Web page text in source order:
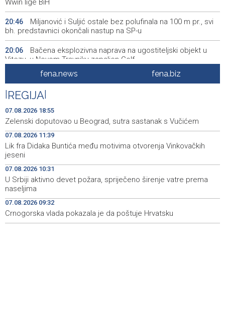
Wwin lige BiH
20:46
Miljanović i Suljić ostale bez polufinala na 100 m pr., svi
bh. predstavnici okončali nastup na SP-u
20:06
Bačena eksplozivna naprava na ugostiteljski objekt u
Vitezu, u Novom Travniku zapaljen Golf
Galerija ULUPUBiH otvara novu izlagačku sezonu,
predstavlja novi izlagački program
19:44 Faris Dževahirić novi nogometaš Veleža
Announcement of events for Saturday, 8 August 2026
19:10
Rudari Milanovića ubijedili da ode kući, Memčić se već
ponovo vratio u jamu 'Raspotočje'
19:03
Sarajevo Film Festival presents Kinoscope and
Kinoscope Surreal programs
19:00 Najave događaja za 8. 8. 2026. godine (subota)
fena.news fena.biz
REGIJA
07.08.2026 18:55
Zelenski doputovao u Beograd, sutra sastanak s Vučićem
07.08.2026 11:39
Lik fra Didaka Buntića među motivima otvorenja Vinkovačkih
jeseni
07.08.2026 10:31
U Srbiji aktivno devet požara, spriječeno širenje vatre prema
naseljima
07.08.2026 09:32
Crnogorska vlada pokazala je da poštuje Hrvatsku